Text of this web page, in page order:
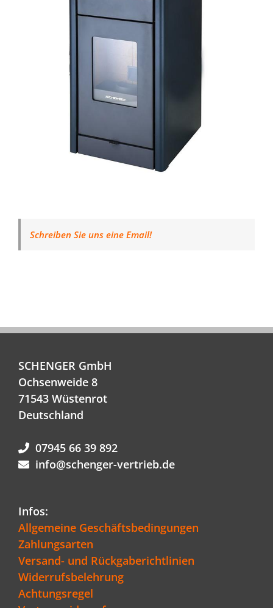
Schreiben Sie uns eine Email!
SCHENGER GmbH
Ochsenweide 8
71543 Wüstenrot
Deutschland
07945 66 39 892
info@schenger-vertrieb.de
Infos:
Allgemeine Geschäftsbedingungen
Zahlungsarten
Versand- und Rückgaberichtlinien
Widerrufsbelehrung
Achtungsregel